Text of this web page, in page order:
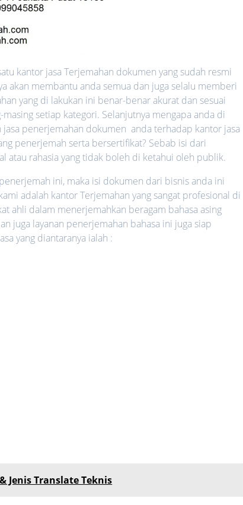
kantor jasa Terjemahan dokumen yang sudah resmi
akan membantu anda semua dan juga selalu memberi
yang di lakukan ini benar-benar akurat dan sesuai
setiap kategori. Selanjutnya mengapa anda di
penerjemahan dokumen anda terhadap kantor jasa
penerjemah serta bersertifikat? Sebab isi dari
atau rahasia yang tidak boleh di ketahui oleh publik.
ini, maka isi dokumen dari bisnis anda ini
adalah kantor Terjemahan yang sangat profesional di
ahli dalam menerjemahkan beragam bahasa asing
juga layanan penerjemahan bahasa ini juga siap
yang diantaranya ialah :
Jenis Translate Teknis